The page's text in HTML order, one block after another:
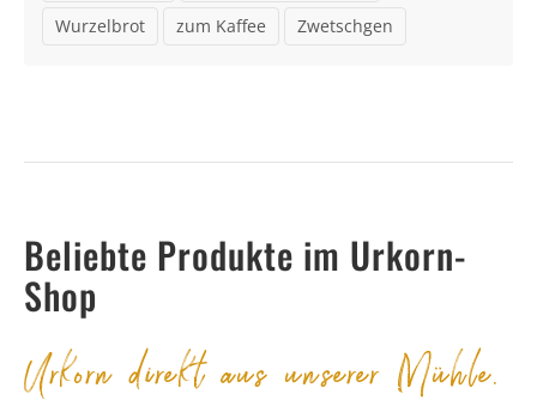
Wurzelbrot
zum Kaffee Zwetschgen
Beliebte Produkte im Urkorn-
Shop
Urkorn direkt aus unserer Mühle.